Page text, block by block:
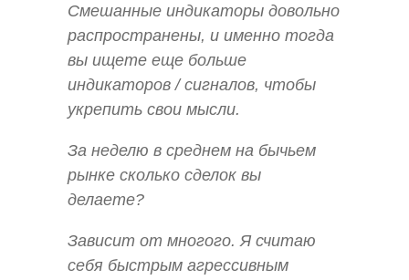
Смешанные индикаторы довольно
распространены, и именно тогда
вы ищете еще больше
индикаторов / сигналов, чтобы
укрепить свои мысли.
За неделю в среднем на бычьем
рынке сколько сделок вы
делаете?
Зависит от многого. Я считаю
себя быстрым агрессивным